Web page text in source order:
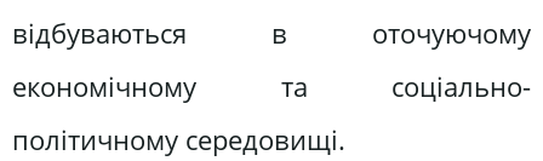
відбуваються в оточуючому
економічному та соціально-
політичному середовищі.